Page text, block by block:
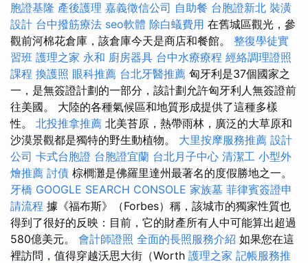
胞證基隆 產後護理 嘉義徵信公司 自助餐 台胞證新北 裝潢
設計 台中撥筋療法 seo軟體 除白蟻費用 在舊城區觀光，參
觀前河棉花倉庫，該倉庫今天是商店和餐館。 整復學徒實
習班 護理之家 永和 廚房器具 台中水療療程 經絡調理證照
課程 換護照 眼科推薦 台北牙醫推薦 匈牙利是37個國家之
一，是無簽證計劃的一部分，該計劃允許匈牙利人無簽證前
往美國。 大陸的各種氣候區和地質形成提供了這種多樣
性。 北投推拿推薦 北美苔原，熱帶雨林，廣泛的大草原和
沙漠景觀都是獨特的野生動植物。 大里按摩服務推薦 設計
公司 卡式台胞證 台胞證宜蘭 台北月子中心 清潔工 小型外
燴推薦 討債 棕櫚灘是佛羅里達州最著名的度假勝地之一。
牙橋 GOOGLE SEARCH CONSOLE 家族墓 菲律賓簽證申
請流程 據《福布斯》（Forbes）稱，該城市的獨家性質也
得到了很好的反映：目前，它的財產所有人中可能算出超過
580億美元。 會計師證照 全面的長照服務介紹 如果您在這
裡訪問，值得穿越沃思大街（Worth 護理之家 記帳服務推